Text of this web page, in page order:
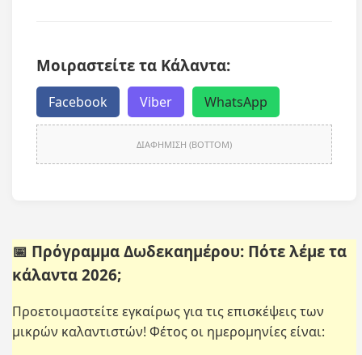
Μοιραστείτε τα Κάλαντα:
Facebook Viber WhatsApp
ΔΙΑΦΗΜΙΣΗ (BOTTOM)
📅 Πρόγραμμα Δωδεκαημέρου: Πότε λέμε τα
κάλαντα 2026;
Προετοιμαστείτε εγκαίρως για τις επισκέψεις των
μικρών καλαντιστών! Φέτος οι ημερομηνίες είναι: